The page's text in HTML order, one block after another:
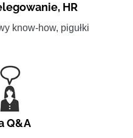
, HR
know-how, pigułki
Q&A